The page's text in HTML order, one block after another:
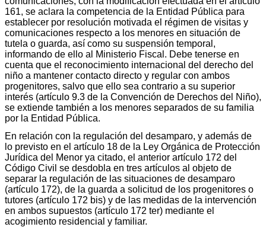
161, se aclara la competencia de la Entidad Pública para
establecer por resolución motivada el régimen de visitas y
comunicaciones respecto a los menores en situación de
tutela o guarda, así como su suspensión temporal,
informando de ello al Ministerio Fiscal. Debe tenerse en
cuenta que el reconocimiento internacional del derecho del
niño a mantener contacto directo y regular con ambos
progenitores, salvo que ello sea contrario a su superior
interés (artículo 9.3 de la Convención de Derechos del Niño),
se extiende también a los menores separados de su familia
por la Entidad Pública.
En relación con la regulación del desamparo, y además de
lo previsto en el artículo 18 de la Ley Orgánica de Protección
Jurídica del Menor ya citado, el anterior artículo 172 del
Código Civil se desdobla en tres artículos al objeto de
separar la regulación de las situaciones de desamparo
(artículo 172), de la guarda a solicitud de los progenitores o
tutores (artículo 172 bis) y de las medidas de la intervención
en ambos supuestos (artículo 172 ter) mediante el
acogimiento residencial y familiar.